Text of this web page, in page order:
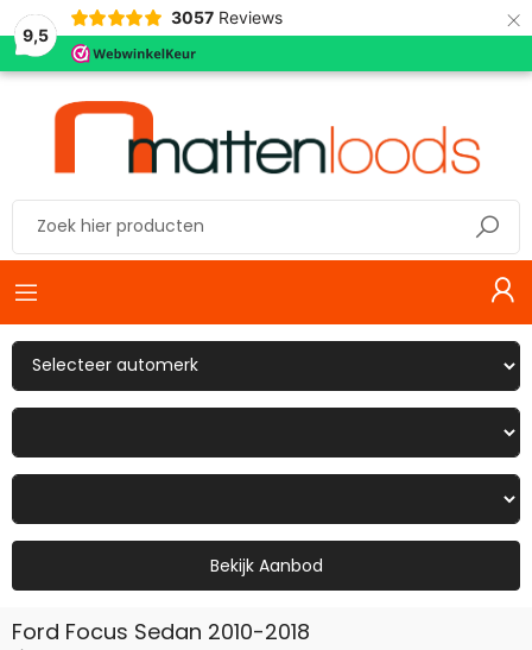
9,5
3057 Reviews ×
Bekijk Aanbod
Ford Focus Sedan 2010-2018